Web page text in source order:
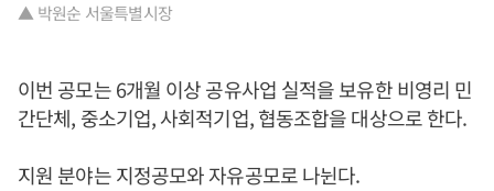
▲ 박원순 서울특별시장
이번 공모는 6개월 이상 공유사업 실적을 보유한 비영리 민
간단체, 중소기업, 사회적기업, 협동조합을 대상으로 한다.
지원 분야는 지정공모와 자유공모로 나뉜다.